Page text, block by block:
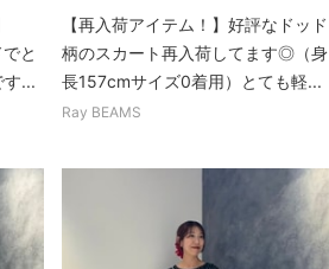
と
す...
【再入荷アイテム！】好評なドッド
柄のスカート再入荷してます◎（身
長157cmサイズ0着用）とても軽...
Ray BEAMS